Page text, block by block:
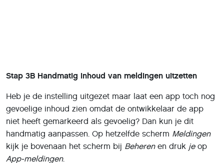
Stap 3B Handmatig inhoud van meldingen uitzetten
Heb je de instelling uitgezet maar laat een app toch nog
gevoelige inhoud zien omdat de ontwikkelaar de app
niet heeft gemarkeerd als gevoelig? Dan kun je dit
handmatig aanpassen. Op hetzelfde scherm Meldingen
kijk je bovenaan het scherm bij Beheren en druk jeop
App-meldingen.